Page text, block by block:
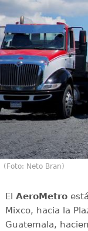
(Foto: Neto Bran)
El AeroMetro
Mixco, hacia la
Guatemala,